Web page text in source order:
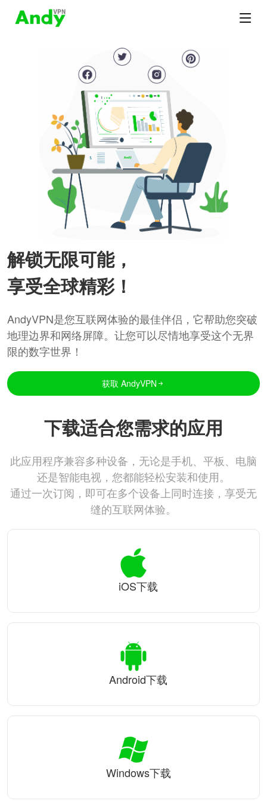
解锁无限可能，
享受全球精彩！
AndyVPN是您互联网体验的最佳伴侣，它帮助您突破
地理边界和网络屏障。让您可以尽情地享受这个无界
限的数字世界！
获取 AndyVPN
下载适合您需求的应用
此应用程序兼容多种设备，无论是手机、平板、电脑
还是智能电视，您都能轻松安装和使用。
通过一次订阅，即可在多个设备上同时连接，享受无
缝的互联网体验。
iOS下载
Android下载
Windows下载